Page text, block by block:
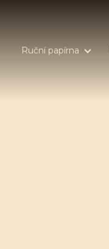
Ruční papírna